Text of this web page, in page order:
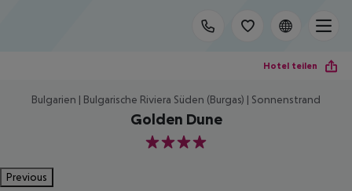
Hotel teilen
Bulgarien | Bulgarische Riviera Süden (Burgas) | Sonnenstrand
Golden Dune
4
Previous